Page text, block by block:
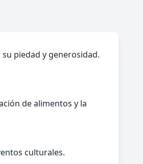
piedad y generosidad.
de alimentos y la
culturales.